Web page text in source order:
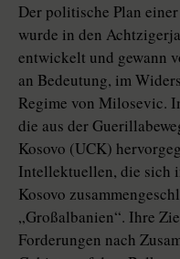
Der politische Plan
wurde in den
entwickelt und gewann
an Bedeutung, im
Regime von Milosevic.
die aus der
Kosovo (UCK)
Intellektuellen, die sich
Kosovo
„Großalbanien“. Ihre
Forderungen nach